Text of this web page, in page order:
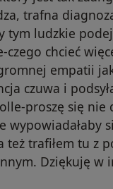
trafna
tym ludzkie
czego chcieć
empatii
czuwa i
proszę się nie
wypowiadałaby
też trafiłem tu z
Dziękuję w